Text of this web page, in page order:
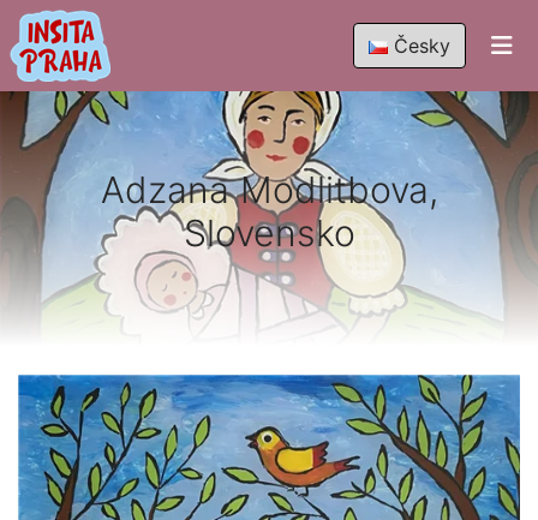
Česky
Adzana Modlitbova,
Slovensko